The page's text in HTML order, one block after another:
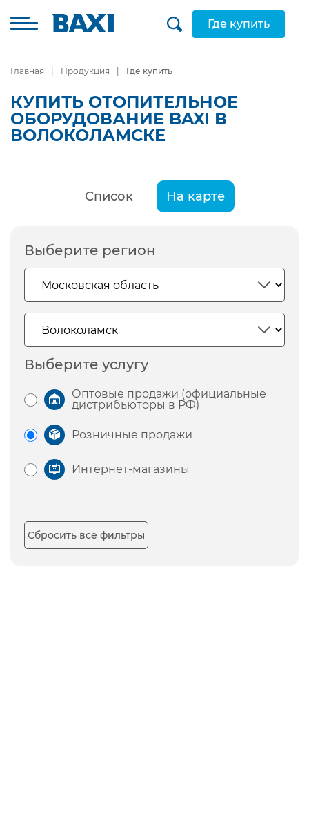
Где купить
Главная Продукция Где купить
КУПИТЬ ОТОПИТЕЛЬНОЕ
ОБОРУДОВАНИЕ BAXI В
ВОЛОКОЛАМСКЕ
Список На карте
Выберите регион
Выберите услугу
Оптовые продажи (официальные
дистрибьюторы в РФ)
Розничные продажи
Интернет-магазины
Сбросить все фильтры